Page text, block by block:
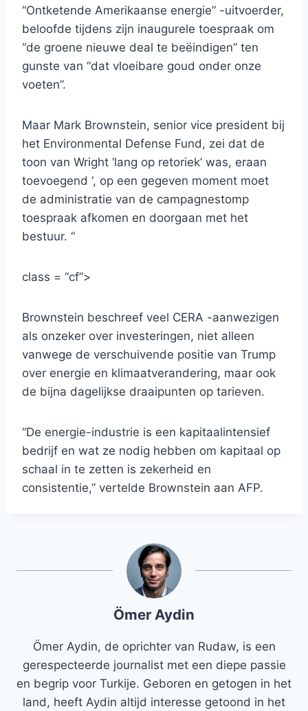
“Ontketende Amerikaanse energie” -uitvoerder,
beloofde tijdens zijn inaugurele toespraak om
“de groene nieuwe deal te beëindigen” ten
gunste van “dat vloeibare goud onder onze
voeten”.
Maar Mark Brownstein, senior vice president bij
het Environmental Defense Fund, zei dat de
toon van Wright ‘lang op retoriek’ was, eraan
toevoegend ‘, op een gegeven moment moet
de administratie van de campagnestomp
toespraak afkomen en doorgaan met het
bestuur. “
class = “cf”>
Brownstein beschreef veel CERA -aanwezigen
als onzeker over investeringen, niet alleen
vanwege de verschuivende positie van Trump
over energie en klimaatverandering, maar ook
de bijna dagelijkse draaipunten op tarieven.
“De energie-industrie is een kapitaalintensief
bedrijf en wat ze nodig hebben om kapitaal op
schaal in te zetten is zekerheid en
consistentie,” vertelde Brownstein aan AFP.
Ömer Aydin
Ömer Aydin, de oprichter van Rudaw, is een
gerespecteerde journalist met een diepe passie
en begrip voor Turkije. Geboren en getogen in het
land, heeft Aydin altijd interesse getoond in het